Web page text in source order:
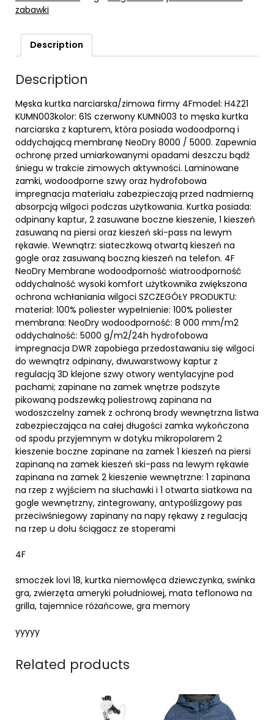
zabawki
Description
Description
Męska kurtka narciarska/zimowa firmy 4Fmodel: H4Z21
KUMN003kolor: 61S czerwony KUMN003 to męska kurtka
narciarska z kapturem, która posiada wodoodporną i
oddychającą membranę NeoDry 8000 / 5000. Zapewnia
ochronę przed umiarkowanymi opadami deszczu bądź
śniegu w trakcie zimowych aktywności. Laminowane
zamki, wodoodporne szwy oraz hydrofobowa
impregnacja materiału zabezpieczają przed nadmierną
absorpcją wilgoci podczas użytkowania. Kurtka posiada:
odpinany kaptur, 2 zasuwane boczne kieszenie, 1 kieszeń
zasuwaną na piersi oraz kieszeń ski-pass na lewym
rękawie. Wewnątrz: siateczkową otwartą kieszeń na
gogle oraz zasuwaną boczną kieszeń na telefon. 4F
NeoDry Membrane wodoodporność wiatroodporność
oddychalność wysoki komfort użytkownika zwiększona
ochrona wchłaniania wilgoci SZCZEGÓŁY PRODUKTU:
materiał: 100% poliester wypełnienie: 100% poliester
membrana: NeoDry wodoodporność: 8 000 mm/m2
oddychalność: 5000 g/m2/24h hydrofobowa
impregnacja DWR zapobiega przedostawaniu się wilgoci
do wewnątrz odpinany, dwuwarstwowy kaptur z
regulacją 3D klejone szwy otwory wentylacyjne pod
pachami; zapinane na zamek wnętrze podszyte
pikowaną podszewką poliestrową zapinana na
wodoszczelny zamek z ochroną brody wewnętrzna listwa
zabezpieczająca na całej długości zamka wykończona
od spodu przyjemnym w dotyku mikropolarem 2
kieszenie boczne zapinane na zamek 1 kieszeń na piersi
zapinaną na zamek kieszeń ski-pass na lewym rękawie
zapinana na zamek 2 kieszenie wewnętrzne: 1 zapinana
na rzep z wyjściem na słuchawki i 1 otwarta siatkowa na
gogle wewnętrzny, zintegrowany, antypoślizgowy pas
przeciwśniegowy zapinany na napy rękawy z regulacją
na rzep u dołu ściągacz ze stoperami
4F
smoczek lovi 18, kurtka niemowlęca dziewczynka, swinka
gra, zwierzęta ameryki południowej, mata teflonowa na
grilla, tajemnice różańcowe, gra memory
yyyyy
Related products